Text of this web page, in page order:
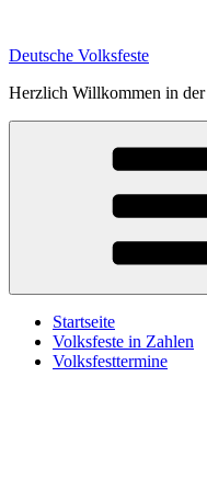
springen
Deutsche Volksfeste
Herzlich Willkommen in
Startseite
Volksfeste in Zahlen
Volksfesttermine